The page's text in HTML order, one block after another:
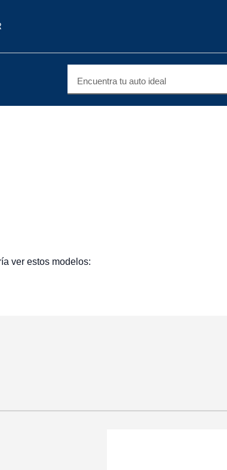
Encuentra tu auto ideal
ver estos modelos: